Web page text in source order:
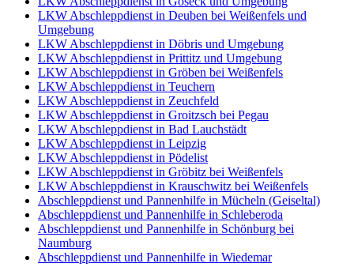
LKW Abschleppdienst in Deuben bei Weißenfels und
Umgebung
LKW Abschleppdienst in Döbris und Umgebung
LKW Abschleppdienst in Prittitz und Umgebung
LKW Abschleppdienst in Gröben bei Weißenfels
LKW Abschleppdienst in Teuchern
LKW Abschleppdienst in Zeuchfeld
LKW Abschleppdienst in Groitzsch bei Pegau
LKW Abschleppdienst in Bad Lauchstädt
LKW Abschleppdienst in Leipzig
LKW Abschleppdienst in Pödelist
LKW Abschleppdienst in Gröbitz bei Weißenfels
LKW Abschleppdienst in Krauschwitz bei Weißenfels
Abschleppdienst und Pannenhilfe in Mücheln (Geiseltal)
Abschleppdienst und Pannenhilfe in Schleberoda
Abschleppdienst und Pannenhilfe in Schönburg bei
Naumburg
Abschleppdienst und Pannenhilfe in Wiedemar